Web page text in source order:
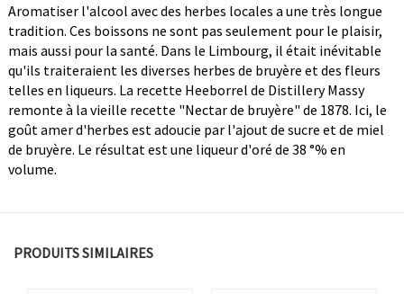
Aromatiser l'alcool avec des herbes locales a une très longue
tradition. Ces boissons ne sont pas seulement pour le plaisir,
mais aussi pour la santé. Dans le Limbourg, il était inévitable
qu'ils traiteraient les diverses herbes de bruyère et des fleurs
telles en liqueurs. La recette Heeborrel de Distillery Massy
remonte à la vieille recette "Nectar de bruyère" de 1878. Ici, le
goût amer d'herbes est adoucie par l'ajout de sucre et de miel
de bruyère. Le résultat est une liqueur d'oré de 38 °% en
volume.
PRODUITS SIMILAIRES